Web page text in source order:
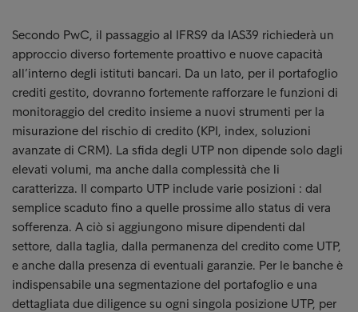
Secondo PwC, il passaggio al IFRS9 da IAS39 richiederà un
approccio diverso fortemente proattivo e nuove capacità
all’interno degli istituti bancari. Da un lato, per il portafoglio
crediti gestito, dovranno fortemente rafforzare le funzioni di
monitoraggio del credito insieme a nuovi strumenti per la
misurazione del rischio di credito (KPI, index, soluzioni
avanzate di CRM). La sfida degli UTP non dipende solo dagli
elevati volumi, ma anche dalla complessità che li
caratterizza. Il comparto UTP include varie posizioni : dal
semplice scaduto fino a quelle prossime allo status di vera
sofferenza. A ciò si aggiungono misure dipendenti dal
settore, dalla taglia, dalla permanenza del credito come UTP,
e anche dalla presenza di eventuali garanzie. Per le banche è
indispensabile una segmentazione del portafoglio e una
dettagliata due diligence su ogni singola posizione UTP, per